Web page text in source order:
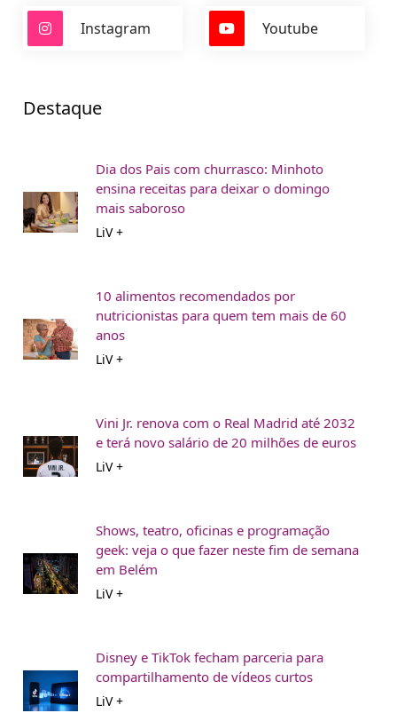
Instagram Youtube
Destaque
Dia dos Pais com churrasco: Minhoto
ensina receitas para deixar o domingo
mais saboroso
LiV +
10 alimentos recomendados por
nutricionistas para quem tem mais de 60
anos
LiV +
Vini Jr. renova com o Real Madrid até 2032
e terá novo salário de 20 milhões de euros
LiV +
Shows, teatro, oficinas e programação
geek: veja o que fazer neste fim de semana
em Belém
LiV +
Disney e TikTok fecham parceria para
compartilhamento de vídeos curtos
LiV +